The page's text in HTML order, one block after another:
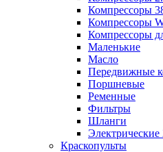
Компрессоры
Компрессоры
Компрессоры
Маленькие
Масло
Передвижные
Поршневые
Ременные
Фильтры
Шланги
Электрические
Краскопульты